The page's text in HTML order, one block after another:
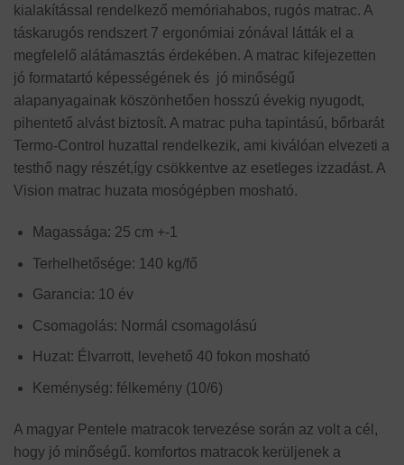
kialakítással rendelkező memóriahabos, rugós matrac. A
táskarugós rendszert 7 ergonómiai zónával látták el a
megfelelő alátámasztás érdekében. A matrac kifejezetten
jó formatartó képességének és jó minőségű
alapanyagainak köszönhetően hosszú évekig nyugodt,
pihentető alvást biztosít. A matrac puha tapintású, bőrbarát
Termo-Control huzattal rendelkezik, ami kiválóan elvezeti a
testhő nagy részét,így csökkentve az esetleges izzadást. A
Vision matrac huzata mosógépben mosható.
Magassága: 25 cm +-1
Terhelhetősége: 140 kg/fő
Garancia: 10 év
Csomagolás: Normál csomagolású
Huzat: Élvarrott, levehető 40 fokon mosható
Keménység: félkemény (10/6)
A magyar Pentele matracok tervezése során az volt a cél,
hogy jó minőségű. komfortos matracok kerüljenek a